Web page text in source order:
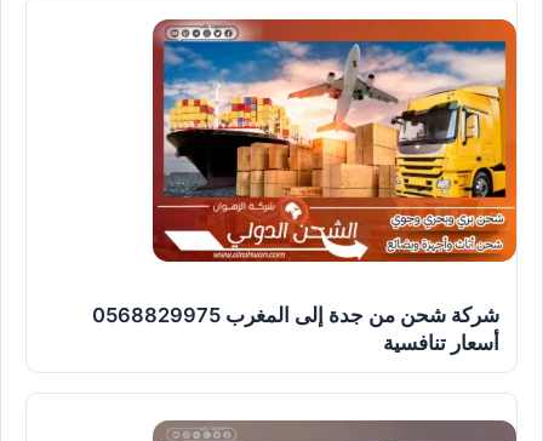
رقم الواتس اب 0568829975
شركة شحن من جدة إلى المغرب 0568829975
أسعار تنافسية